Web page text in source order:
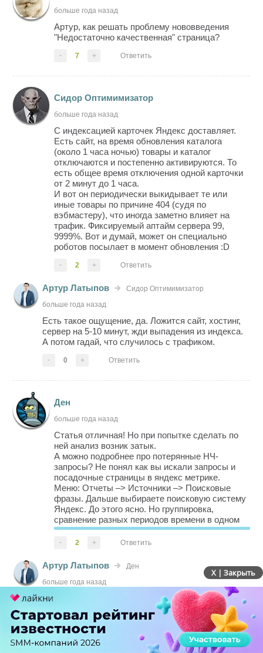
больше года назад
Артур, как решать проблему нововведения
"Недостаточно качественная" страница?
- 7 + Ответить
Сидор Оптимимизатор
больше года назад
С индексацией карточек Яндекс доставляет.
Есть сайт, на время обновления каталога
(около 1 часа ночью) товары и каталог
отключаются и постепенно активируются. То
есть общее время отключения одной карточки
от 2 минут до 1 часа.
И вот он периодически выкидывает те или
иные товары по причине 404 (судя по
вэбмастеру), что иногда заметно влияет на
трафик. Фиксируемый аптайм сервера 99,
9999%. Вот и думай, может он специально
роботов посылает в момент обновления :D
- 2 + Ответить
Артур Латыпов
Сидор Оптимимизатор
больше года назад
Есть такое ощущение, да. Ложится сайт, хостинг,
сервер на 5-10 минут, жди выпадения из индекса.
А потом гадай, что случилось с трафиком.
- 0 + Ответить
Ден
больше года назад
Статья отличная! Но при попытке сделать по
ней анализ возник затык.
А можно подробнее про потерянные НЧ-
запросы? Не понял как вы искали запросы и
посадочные страницы в яндекс метрике.
Меню: Отчеты –> Источники –> Поисковые
фразы. Дальше выбираете поисковую систему
Яндекс. До этого ясно. Но группировка,
сравнение разных периодов времени в одном
отчете для получения данных и их анализ в
отчете метрики у меня не выходят.
но вот в...
- 2 + Ответить
Артур Латыпов
Ден
больше года назад
Посмотрите внимательно на скриншоты, почти
каждый шаг специально сопровождается
скриншотом. Не забудьте сделать правильную
группировку в отчете, чтобы получить url
(именного этого в статье скриншота нет), на
всякий случай приложу - joxi.ru/BA0n1eYsJ9Bj7m
X | Закрыть